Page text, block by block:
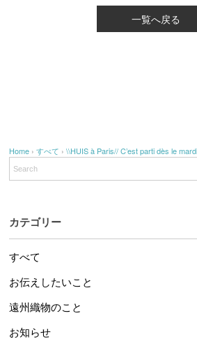
一覧へ戻る
Home ›すべて ›\\HUIS à Paris// C’est parti dès le
カテゴリー
すべて
お伝えしたいこと
遠州織物のこと
お知らせ